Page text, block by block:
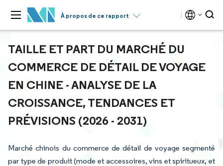
À propos de ce rapport
TAILLE ET PART DU MARCHÉ DU
COMMERCE DE DÉTAIL DE VOYAGE
EN CHINE - ANALYSE DE LA
CROISSANCE, TENDANCES ET
PRÉVISIONS (2026 - 2031)
Marché chinois du commerce de détail de voyage segmenté
par type de produit (mode et accessoires, vins et spiritueux, et